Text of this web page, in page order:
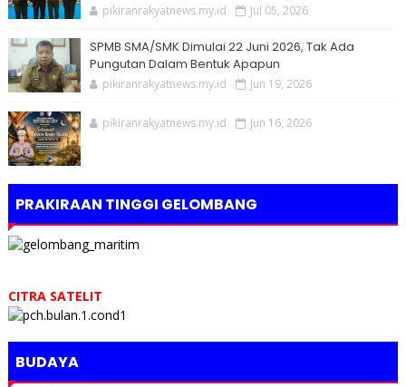
pikiranrakyatnews.my.id Jul 05, 2026
SPMB SMA/SMK Dimulai 22 Juni 2026, Tak Ada
Pungutan Dalam Bentuk Apapun
pikiranrakyatnews.my.id Jun 19, 2026
pikiranrakyatnews.my.id Jun 16, 2026
PRAKIRAAN TINGGI GELOMBANG
CITRA SATELIT
BUDAYA